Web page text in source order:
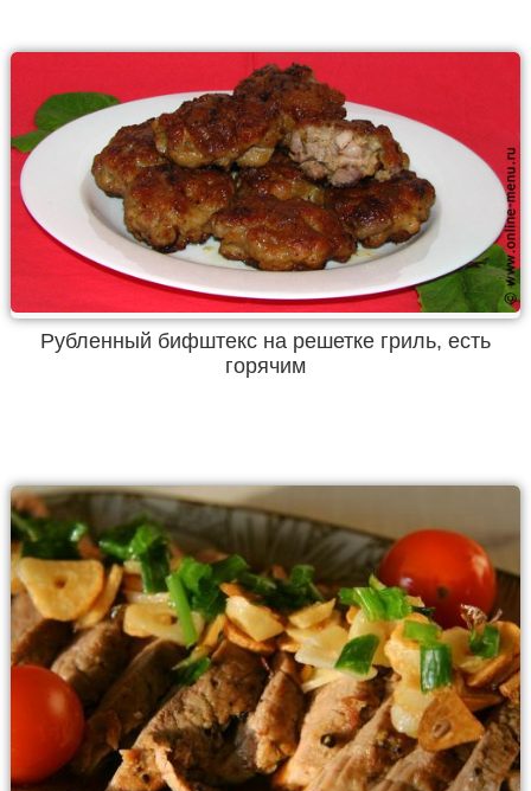
Рубленный бифштекс на решетке гриль, есть
горячим